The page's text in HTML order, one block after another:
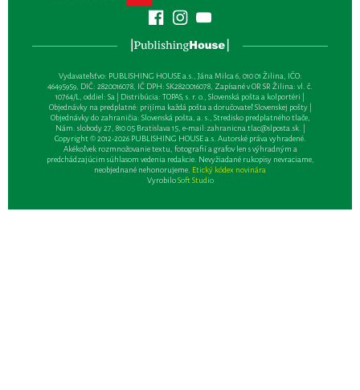
Vydavateľsťvo: PUBLISHING HOUSE a.s., Jána Milca 6, 010 01 Žilina, IČO:
46495959, DIČ: 2820016078, IČ DPH: SK2820016078, Zapísané v OR SR Žilina: vl. č.
10764/L, oddiel: Sa | Distribúcia: TOPAS, s. r. o., Slovenská pošta a kolportéri |
Objednávky na predplatné: prijíma každá pošta a doručovateľ Slovenskej pošty |
Objednávky do zahraničia: Slovenská pošta, a. s., Stredisko predplatného tlače,
Nám. slobody 27, 810 05 Bratislava 15, e-mail:zahranicna.tlac@slposta.sk. |
Copyright © 2012-2026 PUBLISHING HOUSE a.s. Autorské práva vyhradené.
Akékoľvek rozmnožovanie textu, fotografií a grafov len s výhradným a
predchádzajúcim súhlasom vedenia redakcie. Nevyžiadané rukopisy nevraciame,
neobjednané nehonorujeme. Etický kódex novinára
VyrobiloSoft Studio